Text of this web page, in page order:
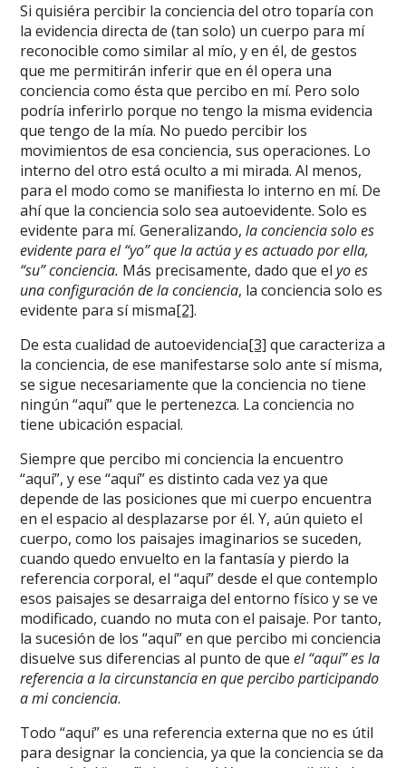
Si quisiéra percibir la conciencia del otro toparía con
la evidencia directa de (tan solo) un cuerpo para mí
reconocible como similar al mío, y en él, de gestos
que me permitirán inferir que en él opera una
conciencia como ésta que percibo en mí. Pero solo
podría inferirlo porque no tengo la misma evidencia
que tengo de la mía. No puedo percibir los
movimientos de esa conciencia, sus operaciones. Lo
interno del otro está oculto a mi mirada. Al menos,
para el modo como se manifiesta lo interno en mí. De
ahí que la conciencia solo sea autoevidente. Solo es
evidente para mí. Generalizando,la conciencia solo es
evidente para el “yo” que la actúa y es actuado por ella,
“su” conciencia. Más precisamente, dado que elyo es
una configuración de la conciencia, la conciencia solo es
evidente para sí misma[2].
De esta cualidad de autoevidencia[3] que caracteriza a
la conciencia, de ese manifestarse solo ante sí misma,
se sigue necesariamente que la conciencia no tiene
ningún “aquí” que le pertenezca. La conciencia no
tiene ubicación espacial.
Siempre que percibo mi conciencia la encuentro
“aquí”, y ese “aquí” es distinto cada vez ya que
depende de las posiciones que mi cuerpo encuentra
en el espacio al desplazarse por él. Y, aún quieto el
cuerpo, como los paisajes imaginarios se suceden,
cuando quedo envuelto en la fantasía y pierdo la
referencia corporal, el “aquí” desde el que contemplo
esos paisajes se desarraiga del entorno físico y se ve
modificado, cuando no muta con el paisaje. Por tanto,
la sucesión de los “aquí” en que percibo mi conciencia
disuelve sus diferencias al punto de queel “aquí” es la
referencia a la circunstancia en que percibo participando
a mi conciencia.
Todo “aquí” es una referencia externa que no es útil
para designar la conciencia, ya que la conciencia se da